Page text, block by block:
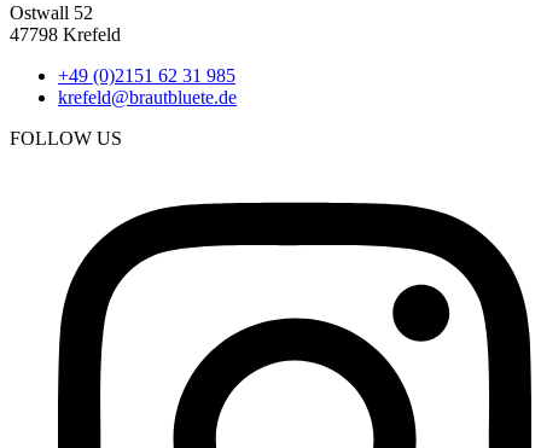
Ostwall 52
47798 Krefeld
+49 (0)2151 62 31 985
krefeld@brautbluete.de
FOLLOW US